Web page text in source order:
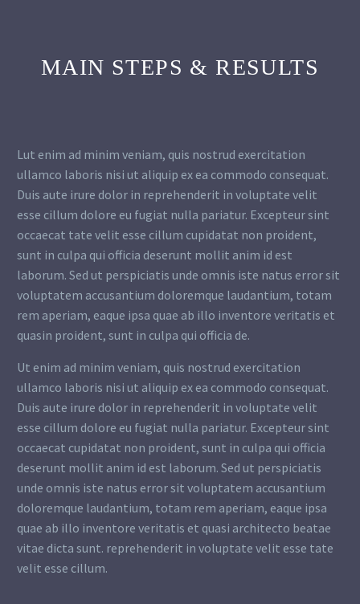
MAIN STEPS & RESULTS
Lut enim ad minim veniam, quis nostrud exercitation
ullamco laboris nisi ut aliquip ex ea commodo consequat.
Duis aute irure dolor in reprehenderit in voluptate velit
esse cillum dolore eu fugiat nulla pariatur. Excepteur sint
occaecat tate velit esse cillum cupidatat non proident,
sunt in culpa qui officia deserunt mollit anim id est
laborum. Sed ut perspiciatis unde omnis iste natus error sit
voluptatem accusantium doloremque laudantium, totam
rem aperiam, eaque ipsa quae ab illo inventore veritatis et
quasin proident, sunt in culpa qui officia de.
Ut enim ad minim veniam, quis nostrud exercitation
ullamco laboris nisi ut aliquip ex ea commodo consequat.
Duis aute irure dolor in reprehenderit in voluptate velit
esse cillum dolore eu fugiat nulla pariatur. Excepteur sint
occaecat cupidatat non proident, sunt in culpa qui officia
deserunt mollit anim id est laborum. Sed ut perspiciatis
unde omnis iste natus error sit voluptatem accusantium
doloremque laudantium, totam rem aperiam, eaque ipsa
quae ab illo inventore veritatis et quasi architecto beatae
vitae dicta sunt. reprehenderit in voluptate velit esse tate
velit esse cillum.